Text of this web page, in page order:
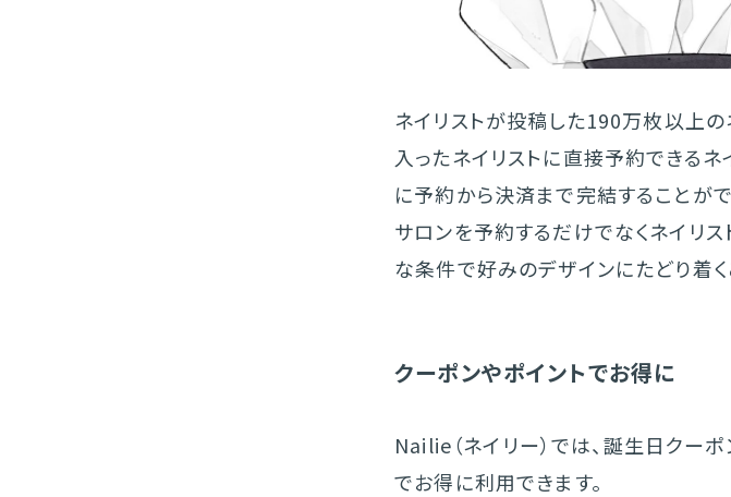
ネイリストが投稿した190万枚以上
入ったネイリストに直接予約できる
に予約から決済まで完結することがで
サロンを予約するだけでなくネイリ
な条件で好みのデザインにたどり着く
クーポンやポイントでお得に
Nailie（ネイリー）では、誕生日クー
でお得に利用できます。